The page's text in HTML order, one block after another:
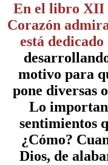
En el libro XII
Corazón
está
motivo para
pone diversas
Lo
sentimientos
¿Cómo?
Dios, de